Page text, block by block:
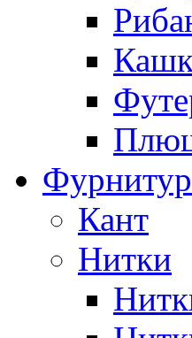
Кант
Нитки